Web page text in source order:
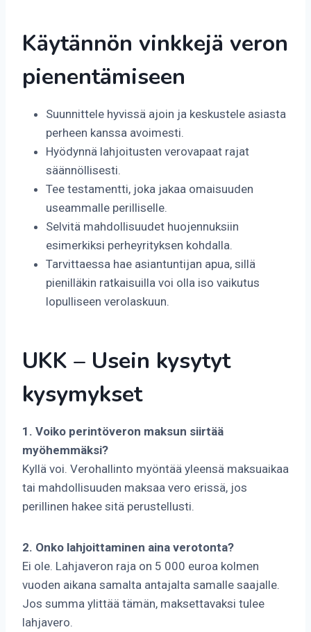
Käytännön vinkkejä veron
pienentämiseen
Suunnittele hyvissä ajoin ja keskustele asiasta
perheen kanssa avoimesti.
Hyödynnä lahjoitusten verovapaat rajat
säännöllisesti.
Tee testamentti, joka jakaa omaisuuden
useammalle perilliselle.
Selvitä mahdollisuudet huojennuksiin
esimerkiksi perheyrityksen kohdalla.
Tarvittaessa hae asiantuntijan apua, sillä
pienilläkin ratkaisuilla voi olla iso vaikutus
lopulliseen verolaskuun.
UKK – Usein kysytyt
kysymykset
1. Voiko perintöveron maksun siirtää
myöhemmäksi?
Kyllä voi. Verohallinto myöntää yleensä maksuaikaa
tai mahdollisuuden maksaa vero erissä, jos
perillinen hakee sitä perustellusti.
2. Onko lahjoittaminen aina verotonta?
Ei ole. Lahjaveron raja on 5 000 euroa kolmen
vuoden aikana samalta antajalta samalle saajalle.
Jos summa ylittää tämän, maksettavaksi tulee
lahjavero.